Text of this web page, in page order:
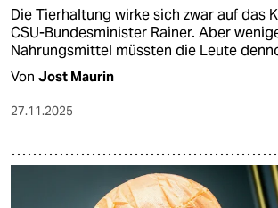
Die Tierhaltung wirke sich zwar auf das
CSU-Bundesminister Rainer. Aber
Nahrungsmittel müssten die Leute
Von Jost Maurin
27.11.2025